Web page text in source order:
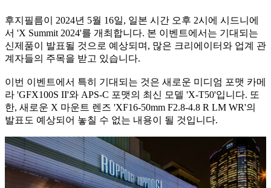
후지필름이 2024년 5월 16일, 일본 시간 오후 2시에 시드니에
서 'X Summit 2024'를 개최합니다. 본 이벤트에서는 기대되는
신제품이 발표될 것으로 예상되며, 많은 크리에이터와 업계 관
계자들의 주목을 받고 있습니다.
이번 이벤트에서 특히 기대되는 것은 새로운 미디엄 포맷 카메
라 'GFX100S II'와 APS-C 포맷의 최신 모델 'X-T50'입니다. 또
한, 새로운 X 마운트 렌즈 'XF16-50mm F2.8-4.8 R LM WR'의
발표도 예상되어 놓칠 수 없는 내용이 될 것입니다.